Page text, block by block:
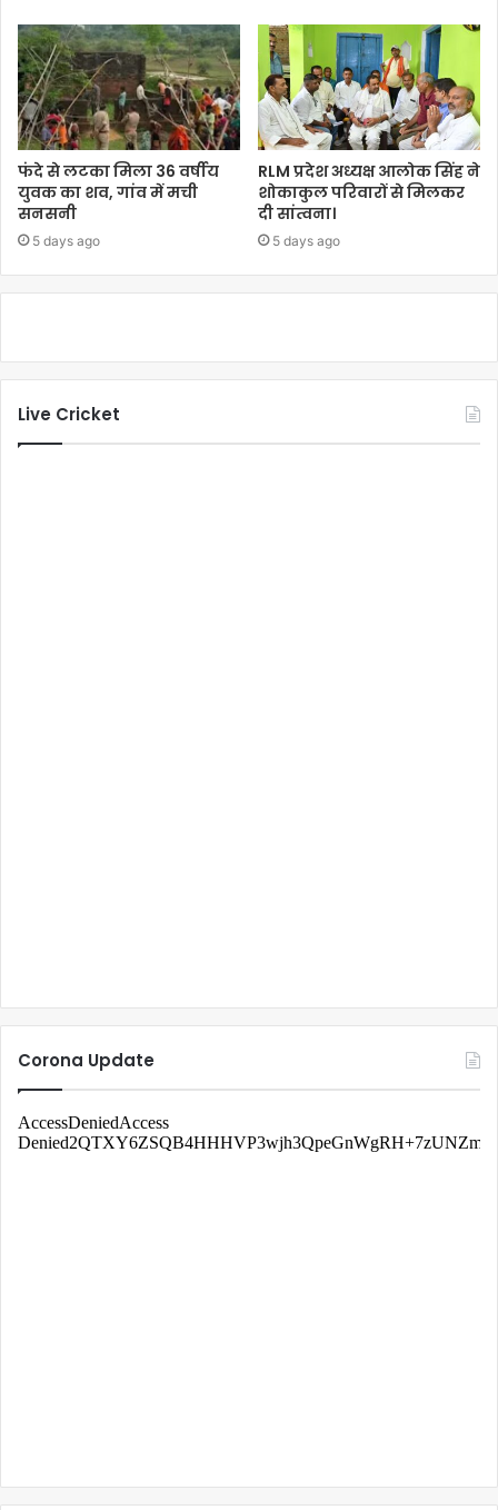
फंदे से लटका मिला 36 वर्षीय
युवक का शव, गांव में मची
सनसनी
5 days ago
RLM प्रदेश अध्यक्ष आलोक सिंह ने
शोकाकुल परिवारों से मिलकर
दी सांत्वना।
5 days ago
Live Cricket
Corona Update